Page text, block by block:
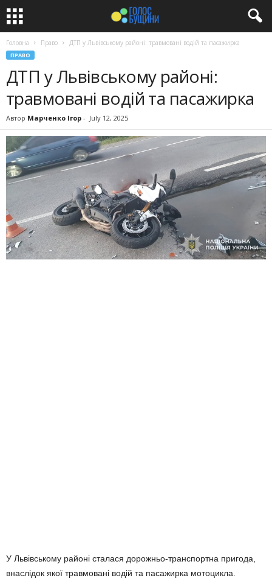
Головна Право ДТП у Львівському районі: травмовані водій та пасажирка
ПРАВО
ДТП у Львівському районі:
травмовані водій та пасажирка
Автор Марченко Ігор - July 12, 2025
У Львівському районі сталася дорожньо-транспортна пригода,
внаслідок якої травмовані водій та пасажирка мотоцикла.